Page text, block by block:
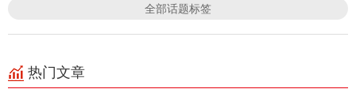
全部话题标签
热门文章